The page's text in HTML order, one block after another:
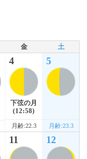
金 土
4
下弦の月
(12:58)
月齢:22.3
5
月齢:23.3
11 12